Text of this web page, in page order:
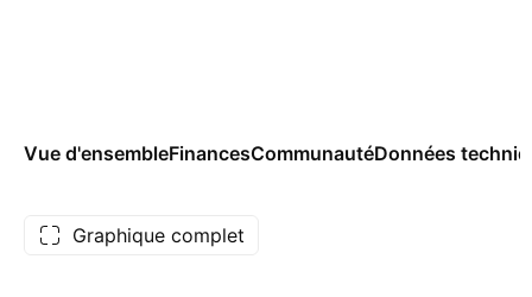
Vue d'ensembleFinancesCommunautéDonnées
Graphique complet